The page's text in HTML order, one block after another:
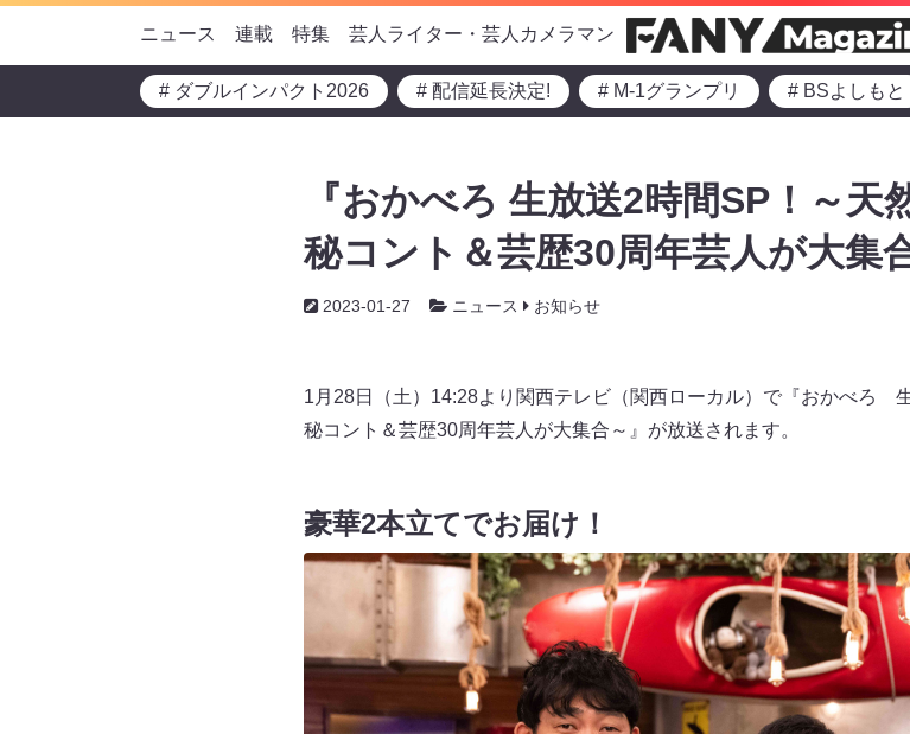
ニュース 連載 特集 芸人ライター・芸人カメラマン
# ダブルインパクト2026 # 配信延長決定! # M-1グランプリ # BSよしもと
『おかべろ 生放送2時間SP！～天
秘コント＆芸歴30周年芸人が大集
2023-01-27 ニュース お知らせ
1月28日（土）14:28より関西テレビ（関西ローカル）で『おかべろ
秘コント＆芸歴30周年芸人が大集合～』が放送されます。
豪華2本立てでお届け！